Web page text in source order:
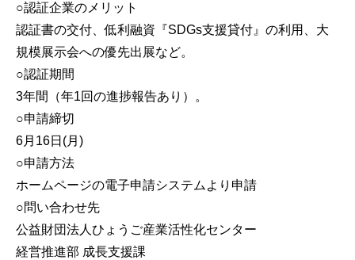
○認証企業のメリット
認証書の交付、低利融資『SDGs支援貸付』の利用、大
規模展示会への優先出展など。
○認証期間
3年間（年1回の進捗報告あり）。
○申請締切
6月16日(月)
○申請方法
ホームページの電子申請システムより申請
○問い合わせ先
公益財団法人ひょうご産業活性化センター
経営推進部 成長支援課